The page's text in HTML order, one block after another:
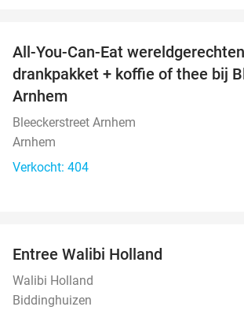
All-You-Can-Eat
drankpakket + koffie of thee bij
Arnhem
Bleeckerstreet Arnhem
Arnhem
Verkocht: 404
Entree Walibi Holland
Walibi Holland
Biddinghuizen